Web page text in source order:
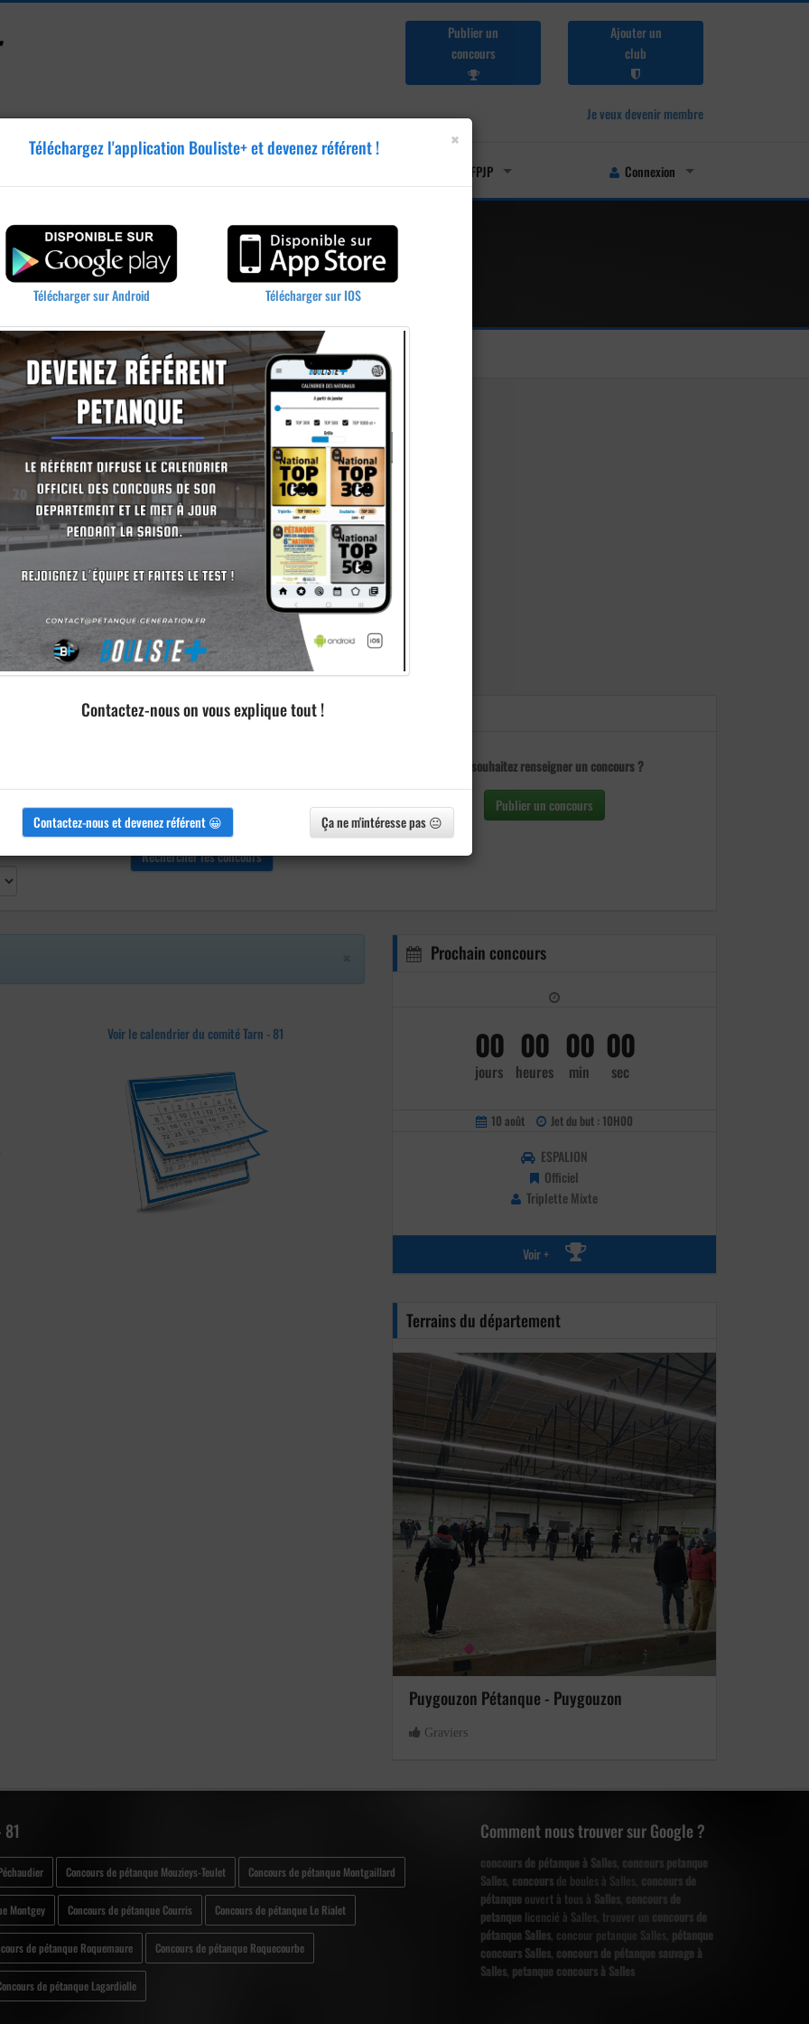
Publier un
concours
Ajouter un
club
Je veux devenir membre
Licenciés FFPJP Connexion
Vous souhaitez renseigner un concours ?
Publier un concours
Voir le calendrier du comité Tarn - 81
Prochain concours
00
jours
00
heures
00
min
00
sec
10 août Jet du but : 10H00
ESPALION
Officiel
Triplette Mixte
Voir +
Terrains du département
Puygouzon Pétanque - Puygouzon
Graviers
×
Téléchargez l'application Bouliste+ et devenez référent !
Télécharger sur Android Télécharger sur IOS
Contactez-nous on vous explique tout !
Contactez-nous et devenez référent 😀 Ça ne m'intéresse pas 😐
Concours de pétanque Mouzieys-Teulet Concours de pétanque Montgaillard
Montgey Concours de pétanque Courris Concours de pétanque Le Rialet
de pétanque Roquemaure Concours de pétanque Roquecourbe
de pétanque Lagardiolle
Comment nous trouver sur Google ?
concours de pétanque à Salles, concours petanque
Salles, concoursde boules à Salles,
concours de
pétanqueouvert à tous à Salles, concours de
petanquelicencié à Salles, trouver un
concours de
pétanque Salles, concour petanque Salles, pétanque
concours Salles, concours de pétanque sauvage à
Salles, petanque concours à Salles